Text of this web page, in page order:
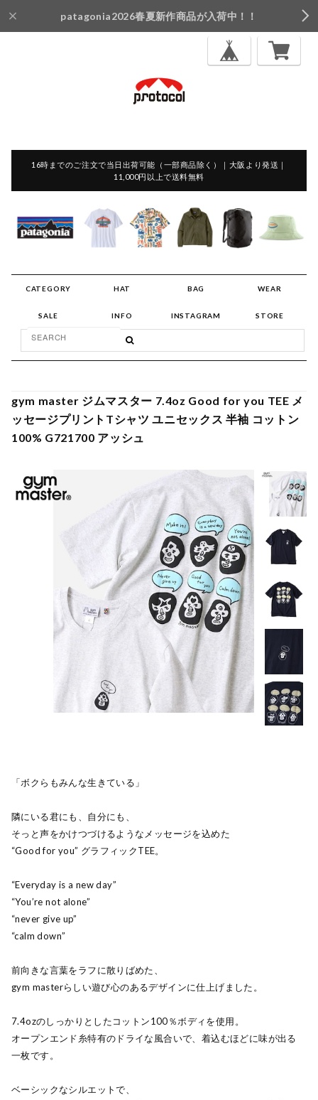
patagonia2026春夏新作商品が入荷中！！
16時までのご注文で当日出荷可能（一部商品除く）｜大阪より発送｜
11,000円以上で送料無料
CATEGORY HAT BAG WEAR
SALE INFO INSTAGRAM STORE
gym master ジムマスター 7.4oz Good for you TEE メ
ッセージプリントTシャツ ユニセックス 半袖 コットン
100% G721700 アッシュ
「ボクらもみんな生きている」
隣にいる君にも、自分にも、
そっと声をかけつづけるようなメッセージを込めた
“Good for you” グラフィックTEE。
“Everyday is a new day”
“You’re not alone”
“never give up”
“calm down”
前向きな言葉をラフに散りばめた、
gym masterらしい遊び心のあるデザインに仕上げました。
7.4ozのしっかりとしたコットン100％ボディを使用。
オープンエンド糸特有のドライな風合いで、着込むほどに味が出る
一枚です。
ベーシックなシルエットで、